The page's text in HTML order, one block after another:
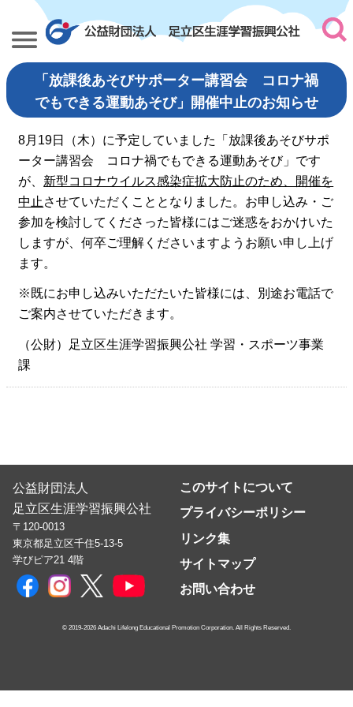
「放課後あそびサポーター講習会 コロナ禍
でもできる運動あそび」開催中止のお知らせ
8月19日（木）に予定していました「放課後あそびサポ
ーター講習会 コロナ禍でもできる運動あそび」です
が、 新型コロナウイルス感染症拡大防止のため、開催を
中止 させていただくこととなりました。お申し込み・ご
参加を検討してくださった皆様にはご迷惑をおかけいた
しますが、何卒ご理解くださいますようお願い申し上げ
ます。
※既にお申し込みいただたいた皆様には、別途お電話で
ご案内させていただきます。
（公財）足立区生涯学習振興公社 学習・スポーツ事業
課
公益財団法人
足立区生涯学習振興公社
〒120-0013
東京都足立区千住5-13-5
学びピア21 4階
このサイトについて
プライバシーポリシー
リンク集
サイトマップ
お問い合わせ
© 2019-2026 Adachi Lifelong Educational Promotion Corporation. All Rights Reserved.